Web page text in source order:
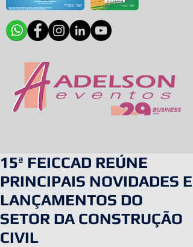
15ª FEICCAD REÚNE
PRINCIPAIS NOVIDADES E
LANÇAMENTOS DO
SETOR DA CONSTRUÇÃO
CIVIL